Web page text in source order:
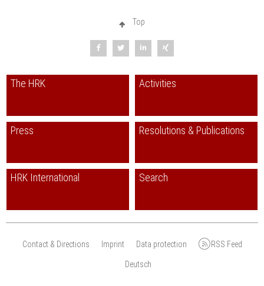
Top
The HRK Activities
Press Resolutions & Publications
HRK International Search
Contact & Directions Imprint Data protection RSS Feed
Deutsch